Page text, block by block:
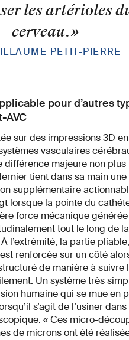
les artérioles
cerveau.»
PETIT-PIERRE
pour d’autres
AVC
sur des impressions 3D
vasculaires
différence majeure non plus
tient dans sa main
supplémentaire
lorsque la pointe du
force mécanique
tout le long de
l’extrémité, la partie
renforcée sur un côté
de manière à suivre
Un système très
humaine qui se mue en
s’agit de l’usiner
« Ces micro-
de microns ont été